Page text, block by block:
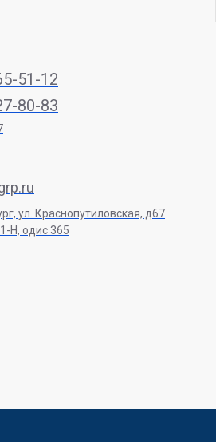
51-12
80-83
ул. Краснопутиловская, д67
H, одис 365